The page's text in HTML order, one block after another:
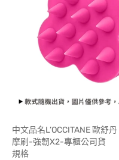
中文品名L’OCCITANE 歐舒
摩刷-強韌X2-專櫃公司貨
規格